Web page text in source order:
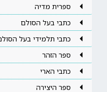
ספרית מדיה
כתבי בעל הסולם
כתבי תלמידי בעל
ספר הזהר
כתבי הארי
ספר היצירה